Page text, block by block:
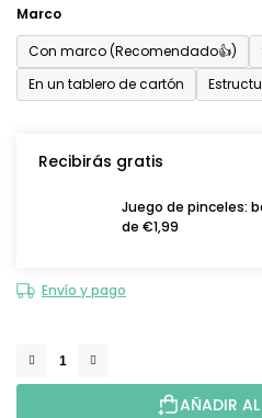
Marco
Con marco (Recomendado👍)
En un tablero de cartón
Recibirás gratis
Juego de pinceles:
de €1,99
Envío y pago
AÑADIR